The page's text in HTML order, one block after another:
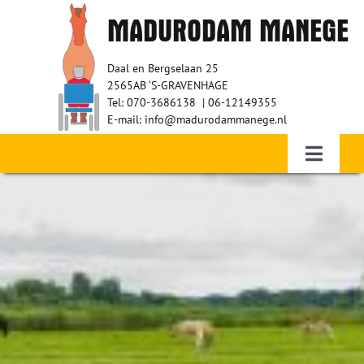
MADURODAM MANEGE
Daal en Bergselaan 25
2565AB ‘S-GRAVENHAGE
Tel: 070-3686138 | 06-12149355
E-mail: info@madurodammanege.nl
Toggle
Home – Therapeutisch paardrijden
RUITERS
VRIJWILLIGERS
SPONSORS